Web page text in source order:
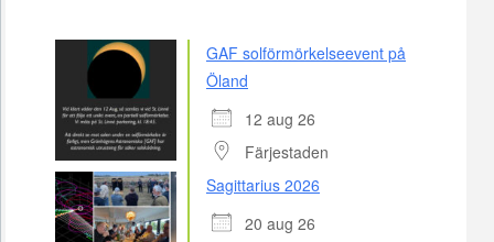
GAF solförmörkelseevent på
Öland
12 aug 26
Färjestaden
Sagittarius 2026
20 aug 26